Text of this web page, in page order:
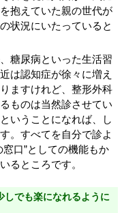
抱えていた親の世代が
状況にいたっていると
糖尿病といった生活習
は認知症が徐々に増え
ますけれど、整形外科
ものは当然診させてい
いうことになれば、し
。すべてを自分で診よ
口”としての機能もか
るところです。
でも楽になれるように